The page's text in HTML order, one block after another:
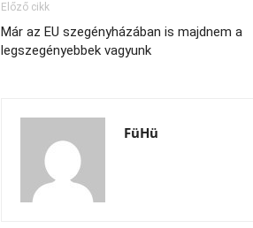
Előző cikk
Már az EU szegényházában is majdnem a
legszegényebbek vagyunk
FüHü